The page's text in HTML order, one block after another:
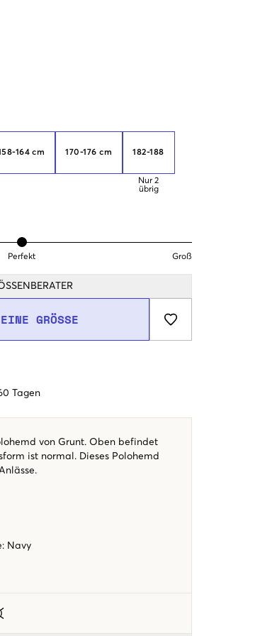
164 cm 170-176 cm 182-188
Nur 2
übrig
Perfekt Groß
GRÖSSE
Tagen
von Grunt. Oben befindet
ist normal. Dieses Polohemd
: Navy